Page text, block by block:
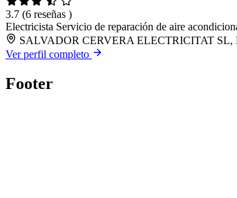
3.7 (6 reseñas )
Electricista Servicio de reparación de aire
SALVADOR CERVERA ELECTRICITAT SL,
Ver perfil completo
Footer